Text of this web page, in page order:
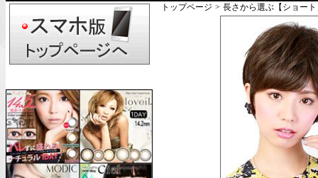
トップページ > 長さから選ぶ【ショー